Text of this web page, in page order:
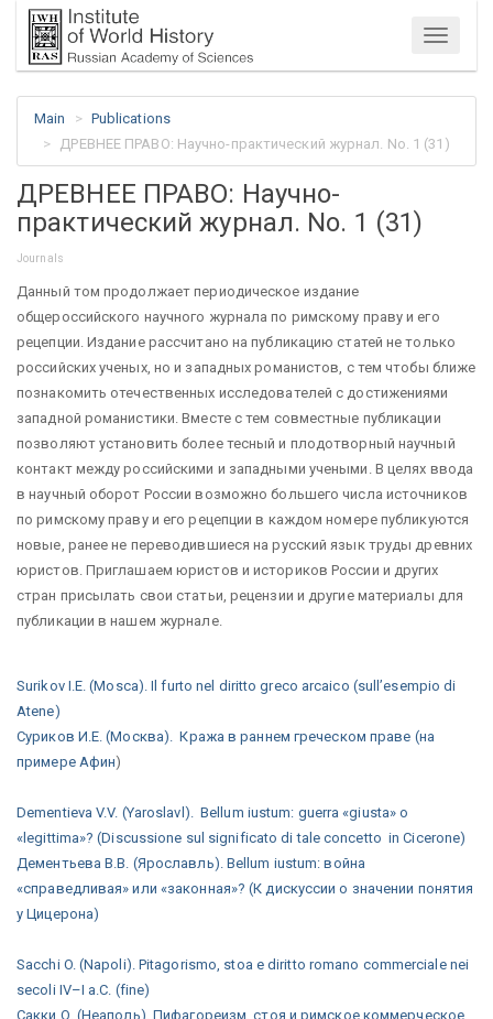
Menu
Main
Publications
ДРЕВНЕЕ ПРАВО: Научно-практический журнал. No. 1 (31)
ДРЕВНЕЕ ПРАВО: Научно-
практический журнал. No. 1 (31)
Journals
Данный том продолжает периодическое издание
общероссийского научного журнала по римскому праву и его
рецепции. Издание рассчитано на публикацию статей не только
российских ученых, но и западных романистов, с тем чтобы ближе
познакомить отечественных исследователей с достижениями
западной романистики. Вместе с тем совместные публикации
позволяют установить более тесный и плодотворный научный
контакт между российскими и западными учеными. В целях ввода
в научный оборот России возможно большего числа источников
по римскому праву и его рецепции в каждом номере публикуются
новые, ранее не переводившиеся на русский язык труды древних
юристов. Приглашаем юристов и историков России и других
стран присылать свои статьи, рецензии и другие материалы для
публикации в нашем журнале.
Surikov I.E. (Mosca). Il furto nel diritto greco arcaico (sull’esempio di
Atene)
Суриков И.Е. (Москва). Кража в раннем греческом праве (на
примере Афин)
Dementieva V.V. (Yaroslavl). Bellum iustum: guerra «giusta» o
«legittima»? (Discussione sul significato di tale concetto in Cicerone)
Дементьева В.В. (Ярославль). Bellum iustum: война
«справедливая» или «законная»? (К дискуссии о значении понятия
у Цицерона)
Sacchi O. (Napoli). Pitagorismo, stoa e diritto romano commerciale nei
secoli IV–I a.C. (fine)
Сакки О. (Неаполь). Пифагореизм, стоя и римское коммерческое